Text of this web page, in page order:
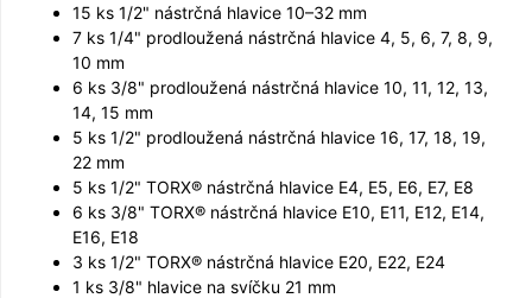
15 ks 1/2" nástrčná hlavice 10–32 mm
7 ks 1/4" prodloužená nástrčná hlavice 4, 5, 6, 7, 8, 9,
10 mm
6 ks 3/8" prodloužená nástrčná hlavice 10, 11, 12, 13,
14, 15 mm
5 ks 1/2" prodloužená nástrčná hlavice 16, 17, 18, 19,
22 mm
5 ks 1/2" TORX® nástrčná hlavice E4, E5, E6, E7, E8
6 ks 3/8" TORX® nástrčná hlavice E10, E11, E12, E14,
E16, E18
3 ks 1/2" TORX® nástrčná hlavice E20, E22, E24
1 ks 3/8" hlavice na svíčku 21 mm